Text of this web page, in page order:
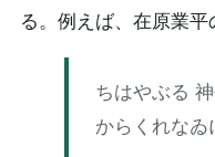
る。例えば、在原業平
ちはやぶる
からくれなゐ